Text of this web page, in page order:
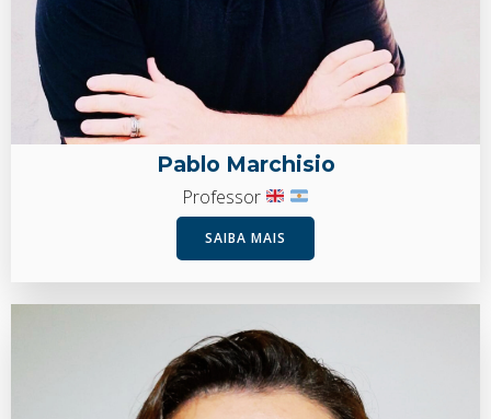
Pablo Marchisio
Professor
SAIBA MAIS